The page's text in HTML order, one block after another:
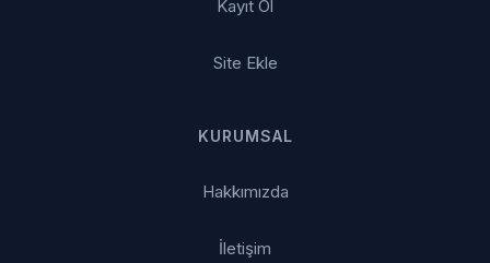
Kayıt Ol
Site Ekle
KURUMSAL
Hakkımızda
İletişim